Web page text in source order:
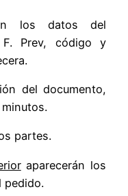
los datos del
Prev, código y
del documento,
partes.
aparecerán los
pedido.